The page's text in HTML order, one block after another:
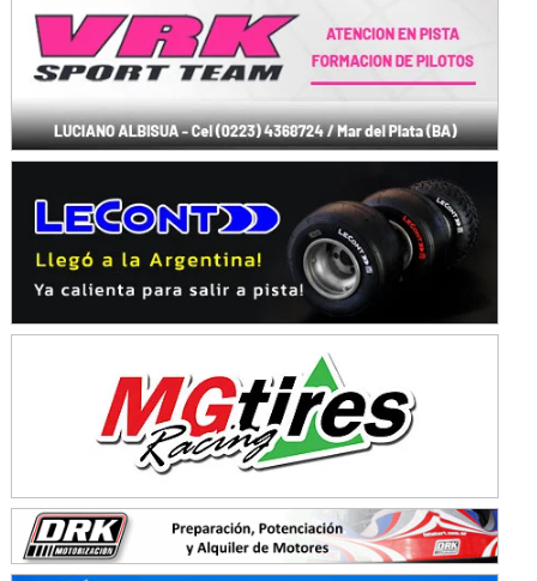
KDO - F6
Ciudad de Trenque Lauquen (Asfalto)
ENTRERRIANO - F6 (POSTERGADA)
Parque de la Velocidad (Asfalto)
VICTORIENSE - F7
El Cerro (Tierra)
Victoria (Entre Ríos)
Juventud Unida (Tierra)
Humboldt (Santa Fe)
NORESTE SANTAFESINO - F6
Ciudad de Avellaneda (Asfalto)
Avellaneda (Santa Fe)